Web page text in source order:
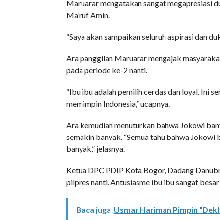
Maruarar mengatakan sangat megapresiasi
Ma’ruf Amin.
“Saya akan sampaikan seluruh aspirasi dan
Ara panggilan Maruarar mengajak
pada periode ke-2 nanti.
“Ibu ibu adalah pemilih cerdas dan loyal. Ini
memimpin Indonesia,” ucapnya.
Ara kemudian menuturkan bahwa Jokowi
semakin banyak. “Semua tahu bahwa
banyak,” jelasnya.
Ketua DPC PDIP Kota Bogor, Dadang
pilpres nanti. Antusiasme ibu ibu sangat
Baca juga Usmar Hariman Pimpin